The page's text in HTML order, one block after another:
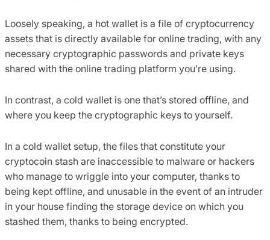
Loosely speaking, a hot wallet is a file of cryptocurrency
assets that is directly available for online trading, with any
necessary cryptographic passwords and private keys
shared with the online trading platform you’re using.
In contrast, a cold wallet is one that’s stored offline, and
where you keep the cryptographic keys to yourself.
In a cold wallet setup, the files that constitute your
cryptocoin stash are inaccessible to malware or hackers
who manage to wriggle into your computer, thanks to
being kept offline, and unusable in the event of an intruder
in your house finding the storage device on which you
stashed them, thanks to being encrypted.